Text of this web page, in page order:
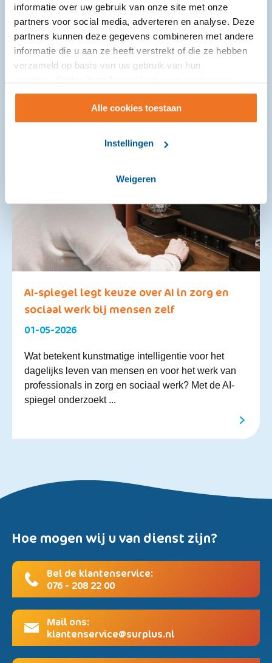
informatie over uw gebruik van onze site met onze
partners voor social media, adverteren en analyse. Deze
partners kunnen deze gegevens combineren met andere
informatie die u aan ze heeft verstrekt of die ze hebben
verzameld op basis van uw gebruik van hun
wijzigen.
Alle cookies toestaan
Instellingen
Weigeren
AI-spiegel legt keuze over AI in zorg en
sociaal werk bij mensen zelf
01-05-2026
Wat betekent kunstmatige intelligentie voor het
dagelijks leven van mensen en voor het werk van
professionals in zorg en sociaal werk? Met de AI-
spiegel onderzoekt ...
Hoe mogen wij u van dienst zijn?
Bel de klantenservice:
076 - 208 22 00
Mail ons:
klantenservice@surplus.nl